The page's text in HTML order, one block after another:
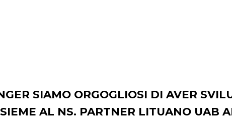
SIAMO ORGOGLIOSI DI AVER
AL NS. PARTNER LITUANO UAB